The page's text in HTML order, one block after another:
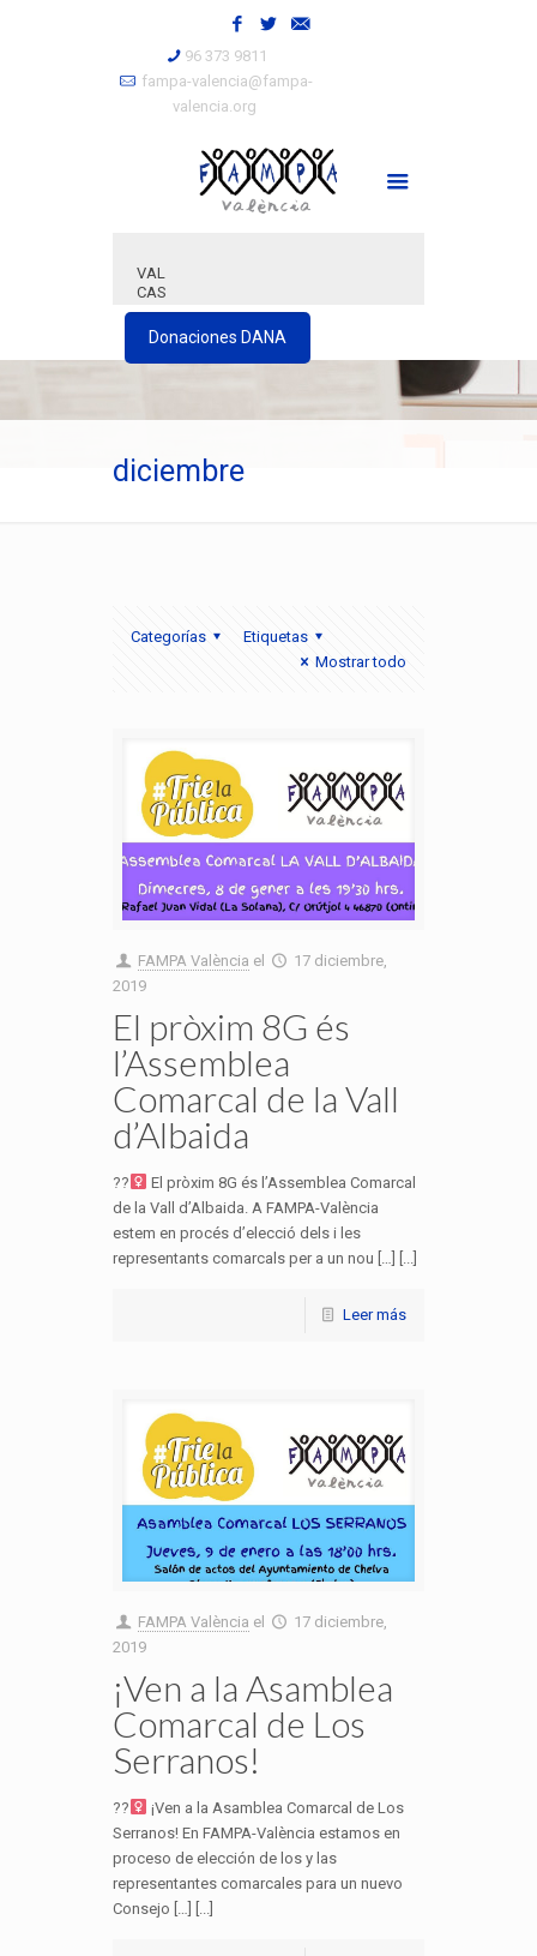
96 373 9811
fampa-valencia@fampa-
valencia.org
VAL
CAS
Donaciones DANA
diciembre
Categorías
Etiquetas
Mostrar todo
FAMPA València el
17 diciembre,
2019
El pròxim 8G és
l’Assemblea
Comarcal de la Vall
d’Albaida
??‍
El pròxim 8G és l’Assemblea Comarcal
de la Vall d’Albaida. A FAMPA-València
estem en procés d’elecció dels i les
representants comarcals per a un nou […] [...]
Leer más
FAMPA València el
17 diciembre,
2019
¡Ven a la Asamblea
Comarcal de Los
Serranos!
??‍
¡Ven a la Asamblea Comarcal de Los
Serranos! En FAMPA-València estamos en
proceso de elección de los y las
representantes comarcales para un nuevo
Consejo […] [...]